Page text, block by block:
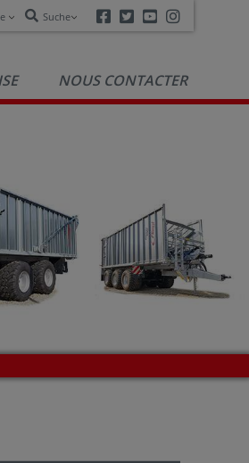
Suche Facebook
TwitterYoutube
NOUS CONTACTER